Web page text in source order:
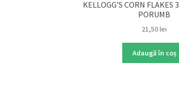
KELLOGG’S CORN FLAKES
PORUMB
21,50lei
Adaugă în coș